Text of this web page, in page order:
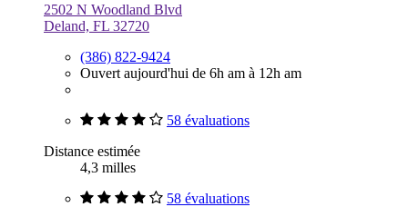
2502 N Woodland Blvd
Deland, FL 32720
(386) 822-9424
Ouvert aujourd'hui de 6h am à 12h am
58 évaluations
Distance estimée
4,3 milles
58 évaluations